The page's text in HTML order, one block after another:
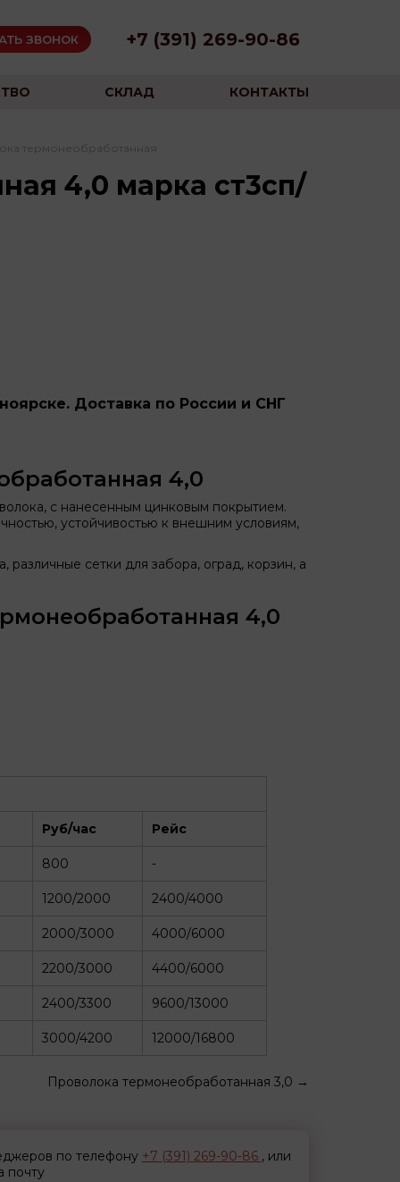
ЗВОНОК +7 (391) 269-90-86
СКЛАД КОНТАКТЫ
термонеобработанная
4,0 марка ст3сп/
Доставка по России и СНГ
4,0
с нанесенным цинковым покрытием.
устойчивостью к внешним условиям,
сетки для забора, оград, корзин, а
4,0
Руб/час Рейс
800 -
1200/2000 2400/4000
2000/3000 4000/6000
2200/3000 4400/6000
2400/3300 9600/13000
3000/4200 12000/16800
Проволока термонеобработанная 3,0 →
по телефону +7 (391) 269-90-86 , или
почту